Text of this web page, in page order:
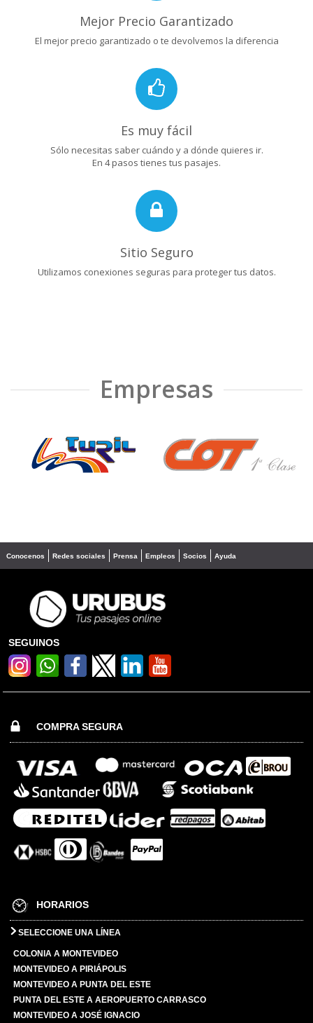
Mejor Precio Garantizado
El mejor precio garantizado o te devolvemos la diferencia
Es muy fácil
Sólo necesitas saber cuándo y a dónde quieres ir.
En 4 pasos tienes tus pasajes.
Sitio Seguro
Utilizamos conexiones seguras para proteger tus datos.
Empresas
❮ ❯
Conocenos Redes sociales Prensa Empleos Socios Ayuda
SEGUINOS
COMPRA SEGURA
HORARIOS
SELECCIONE UNA LÍNEA
COLONIA A MONTEVIDEO
MONTEVIDEO A PIRIÁPOLIS
MONTEVIDEO A PUNTA DEL ESTE
PUNTA DEL ESTE A AEROPUERTO CARRASCO
MONTEVIDEO A JOSÉ IGNACIO